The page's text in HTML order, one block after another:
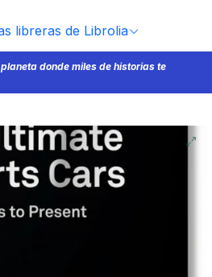
libreras de Librolia
donde miles de historias te